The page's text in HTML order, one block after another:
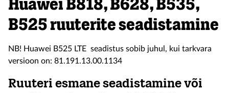
Huawei B818, B628, B535,
B525 ruuterite seadistamine
NB! Huawei B525 LTE seadistus sobib juhul, kui tarkvara
versioon on: 81.191.13.00.1134
Ruuteri esmane seadistamine või